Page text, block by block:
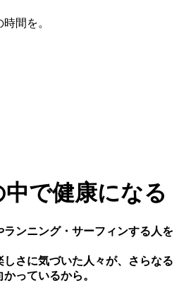
間を。
で健康になる
ンニング・サーフィンする⼈を
さに気づいた⼈々が、さらなる
っているから。